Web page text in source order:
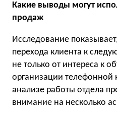
Какие выводы могут
продаж
Исследование
перехода клиента к
не только от интереса к
организации
анализе работы отдела
внимание на несколько